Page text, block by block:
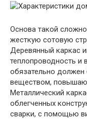
Основа такой
жесткую сотовую
Деревянный каркас
теплопроводность и
обязательно
веществом,
Металлический
облегченных
сварки, с помощью